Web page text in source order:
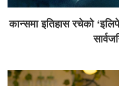
कान्समा इतिहास रचेको